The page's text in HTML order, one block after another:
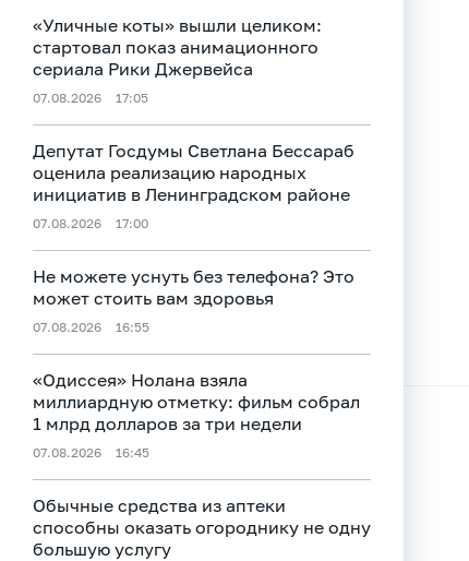
«Уличные коты» вышли целиком:
стартовал показ анимационного
сериала Рики Джервейса
07.08.2026 17:05
Депутат Госдумы Светлана Бессараб
оценила реализацию народных
инициатив в Ленинградском районе
07.08.2026 17:00
Не можете уснуть без телефона? Это
может стоить вам здоровья
07.08.2026 16:55
«Одиссея» Нолана взяла
миллиардную отметку: фильм собрал
1 млрд долларов за три недели
07.08.2026 16:45
Обычные средства из аптеки
способны оказать огороднику не одну
большую услугу